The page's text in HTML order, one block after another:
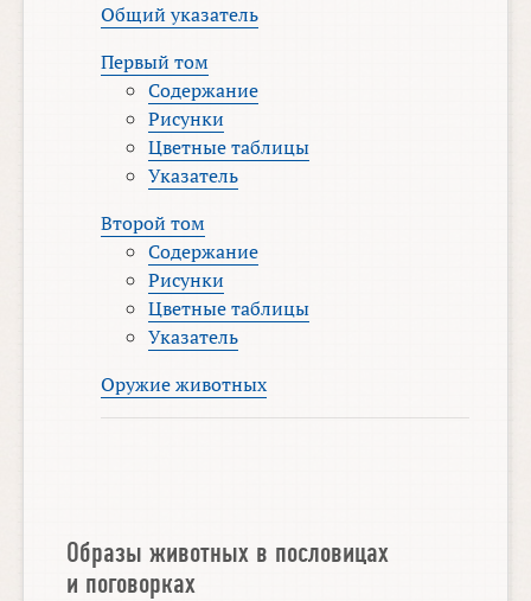
Общий указатель
Первый том
Содержание
Рисунки
Цветные таблицы
Указатель
Второй том
Содержание
Рисунки
Цветные таблицы
Указатель
Оружие животных
Образы животных в пословицах
и поговорках